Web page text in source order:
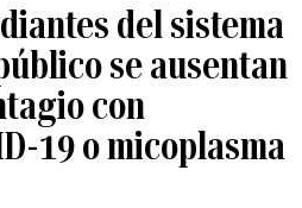
del sistema
se ausentan
con
19 o micoplasma